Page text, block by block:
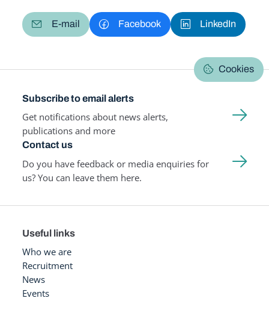
E-mail Facebook LinkedIn
Cookies
Subscribe to email alerts
Get notifications about news alerts,
publications and more
Contact us
Do you have feedback or media enquiries for
us? You can leave them here.
Useful links
Who we are
Recruitment
News
Events